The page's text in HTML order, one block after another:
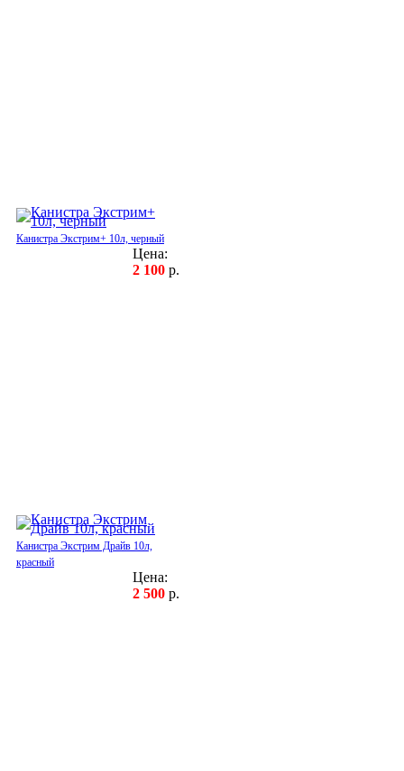
Канистра Экстрим+ 10л, черный
Цена:
2 100р.
Канистра Экстрим Драйв 10л,
красный
Цена:
2 500р.